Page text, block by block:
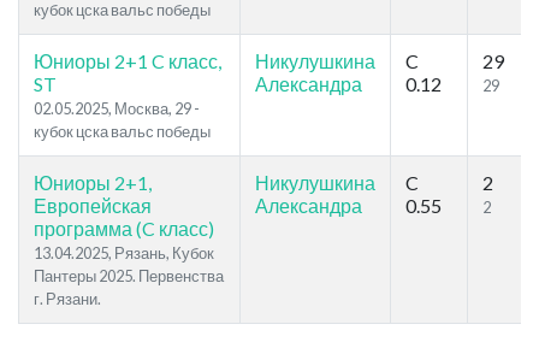
кубок цска вальс победы
Юниоры 2+1 C класс,
ST
02.05.2025, Москва, 29 -
кубок цска вальс победы
Никулушкина
Александра
C
0.12
29
29
Юниоры 2+1,
Европейская
программа (C класс)
13.04.2025, Рязань, Кубок
Пантеры 2025. Первенства
г. Рязани.
Никулушкина
Александра
C
0.55
2
2